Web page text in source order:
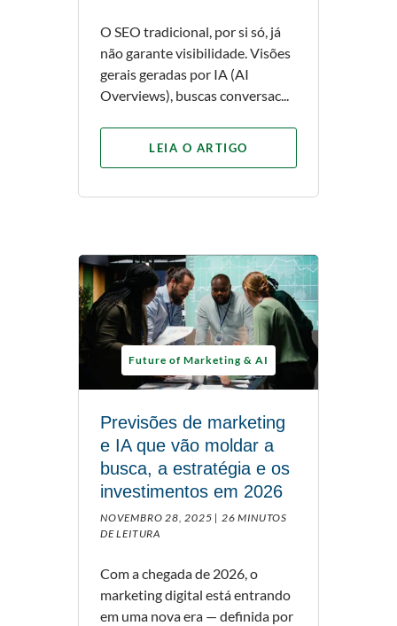
O SEO tradicional, por si só, já
não garante visibilidade. Visões
gerais geradas por IA (AI
Overviews), buscas conversac...
LEIA O ARTIGO
Future of Marketing & AI
Previsões de marketing
e IA que vão moldar a
busca, a estratégia e os
investimentos em 2026
NOVEMBRO 28, 2025 | 26 MINUTOS
DE LEITURA
Com a chegada de 2026, o
marketing digital está entrando
em uma nova era — definida por